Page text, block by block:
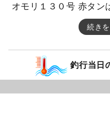
オモリ１３０号 赤タン
続き
釣行当日